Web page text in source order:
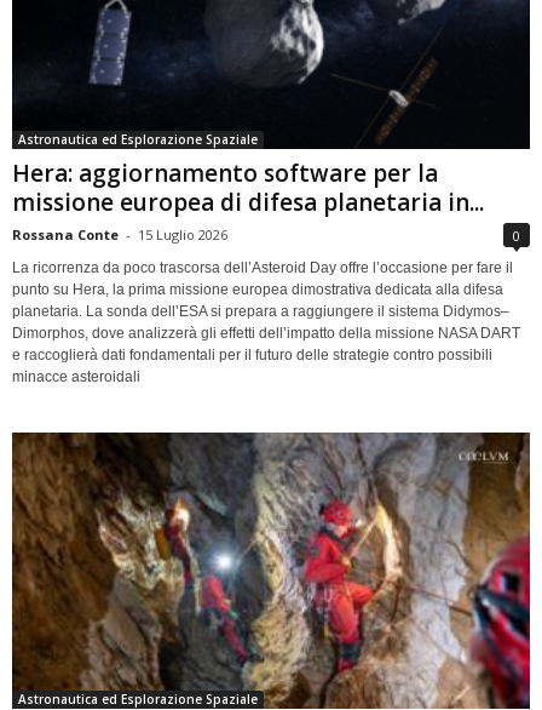
Astronautica ed Esplorazione Spaziale
Hera: aggiornamento software per la
missione europea di difesa planetaria in...
Rossana Conte - 15 Luglio 2026 0
La ricorrenza da poco trascorsa dell’Asteroid Day offre l’occasione per fare il
punto su Hera, la prima missione europea dimostrativa dedicata alla difesa
planetaria. La sonda dell’ESA si prepara a raggiungere il sistema Didymos–
Dimorphos, dove analizzerà gli effetti dell’impatto della missione NASA DART
e raccoglierà dati fondamentali per il futuro delle strategie contro possibili
minacce asteroidali
Astronautica ed Esplorazione Spaziale